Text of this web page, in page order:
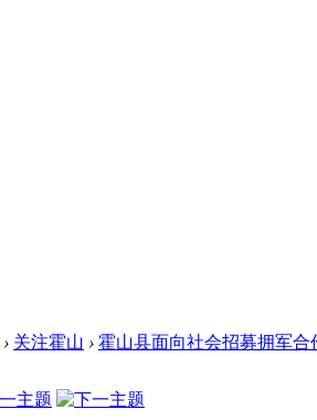
› 关注霍山 › 霍山县面向社会招募拥军合